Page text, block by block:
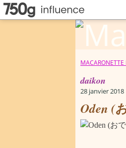
MACARONETTE
daikon
28 janvier 2018
Oden (